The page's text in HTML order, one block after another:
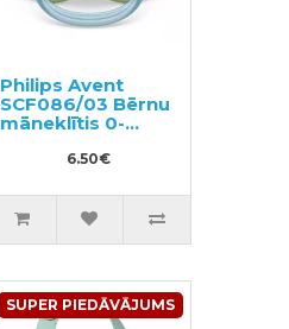
Philips Avent
SCF086/03 Bērnu
māneklītis 0-
6.50€
SUPER PIEDĀVĀJUMS